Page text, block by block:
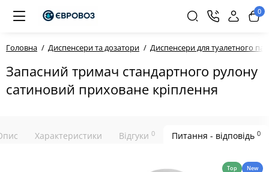
0
Головна Диспенсери та дозатори Диспенсери для туалетного
Запасний тримач стандартного рулону
сатиновий приховане кріплення
Характеристики Відгуки 0 Питання - відповідь 0
Top New